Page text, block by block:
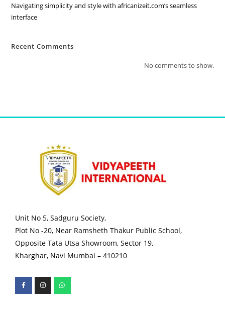
Navigating simplicity and style with africanizeit.com’s seamless
interface
Recent Comments
No comments to show.
Unit No 5, Sadguru Society,
Plot No -20, Near Ramsheth Thakur Public School,
Opposite Tata Utsa Showroom, Sector 19,
Kharghar, Navi Mumbai – 410210